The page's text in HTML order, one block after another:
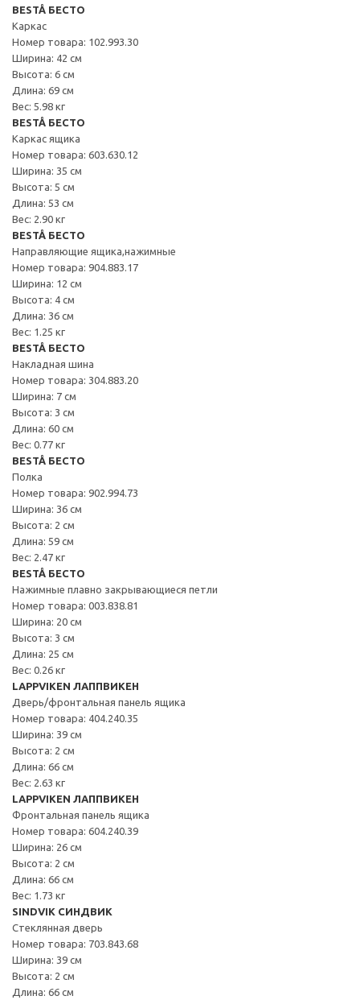
BESTÅ БЕСТО
Каркас
Номер товара: 102.993.30
Ширина: 42 см
Высота: 6 см
Длина: 69 см
Вес: 5.98 кг
BESTÅ БЕСТО
Каркас ящика
Номер товара: 603.630.12
Ширина: 35 см
Высота: 5 см
Длина: 53 см
Вес: 2.90 кг
BESTÅ БЕСТО
Направляющие ящика,нажимные
Номер товара: 904.883.17
Ширина: 12 см
Высота: 4 см
Длина: 36 см
Вес: 1.25 кг
BESTÅ БЕСТО
Накладная шина
Номер товара: 304.883.20
Ширина: 7 см
Высота: 3 см
Длина: 60 см
Вес: 0.77 кг
BESTÅ БЕСТО
Полка
Номер товара: 902.994.73
Ширина: 36 см
Высота: 2 см
Длина: 59 см
Вес: 2.47 кг
BESTÅ БЕСТО
Нажимные плавно закрывающиеся петли
Номер товара: 003.838.81
Ширина: 20 см
Высота: 3 см
Длина: 25 см
Вес: 0.26 кг
LAPPVIKEN ЛАППВИКЕН
Дверь/фронтальная панель ящика
Номер товара: 404.240.35
Ширина: 39 см
Высота: 2 см
Длина: 66 см
Вес: 2.63 кг
LAPPVIKEN ЛАППВИКЕН
Фронтальная панель ящика
Номер товара: 604.240.39
Ширина: 26 см
Высота: 2 см
Длина: 66 см
Вес: 1.73 кг
SINDVIK СИНДВИК
Стеклянная дверь
Номер товара: 703.843.68
Ширина: 39 см
Высота: 2 см
Длина: 66 см